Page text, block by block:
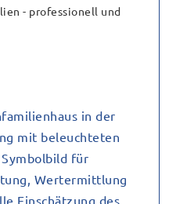
- professionell und